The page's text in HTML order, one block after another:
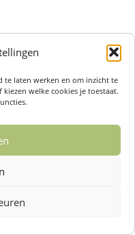
te laten werken en om inzicht te
welke cookies je toestaat.